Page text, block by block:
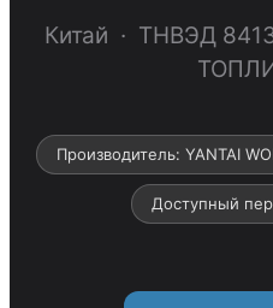
Китай · ТНВЭД
Производитель: YANTAI
Доступный